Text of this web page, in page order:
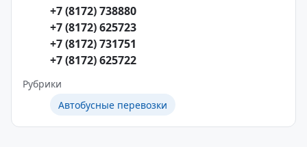
+7 (8172) 738880
+7 (8172) 625723
+7 (8172) 731751
+7 (8172) 625722
Рубрики
Автобусные перевозки